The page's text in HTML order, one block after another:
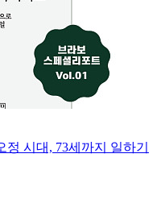
정 시대, 73세까지 일하기